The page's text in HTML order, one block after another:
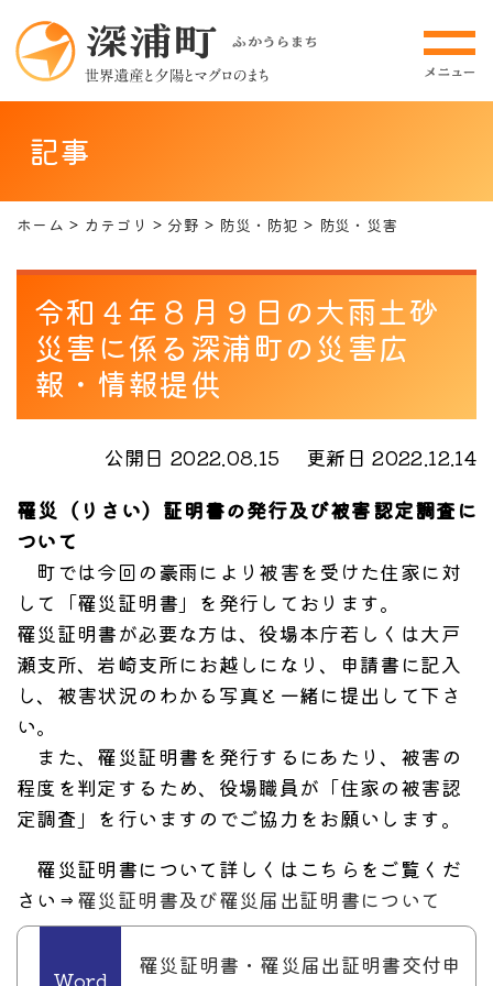
記事
ホーム カテゴリ 分野 防災・防犯 防災・災害
令和４年８月９日の大雨土砂
災害に係る深浦町の災害広
報・情報提供
公開日 2022.08.15
更新日 2022.12.14
罹災（りさい）証明書の発行及び被害認定調査に
ついて
町では今回の豪雨により被害を受けた住家に対
して「罹災証明書」を発行しております。
罹災証明書が必要な方は、役場本庁若しくは大戸
瀬支所、岩崎支所にお越しになり、申請書に記入
し、被害状況のわかる写真と一緒に提出して下さ
い。
また、罹災証明書を発行するにあたり、被害の
程度を判定するため、役場職員が「住家の被害認
定調査」を行いますのでご協力をお願いします。
罹災証明書について詳しくはこちらをご覧くだ
さい⇒罹災証明書及び罹災届出証明書について
罹災証明書・罹災届出証明書交付申